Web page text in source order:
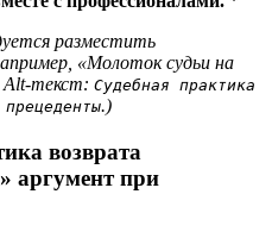
разместить
«Молоток судьи на
Alt-текст: Судебная практика
.)
возврата
аргумент при